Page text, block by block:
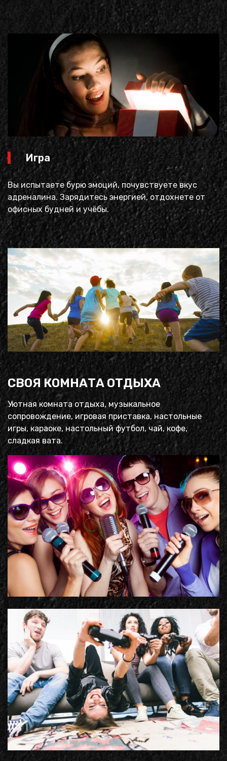
Игра
Вы испытаете бурю эмоций, почувствуете вкус
адреналина. Зарядитесь энергией, отдохнете от
офисных будней и учёбы.
СВОЯ КОМНАТА ОТДЫХА
Уютная комната отдыха, музыкальное
сопровождение, игровая приставка, настольные
игры, караоке, настольный футбол, чай, кофе,
сладкая вата.